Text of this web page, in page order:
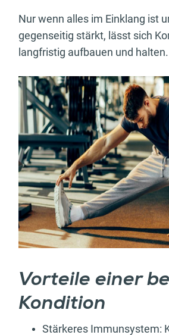
Nur wenn alles im Einklang ist
gegenseitig stärkt, lässt sich
langfristig aufbauen und halten.
Vorteile einer
Kondition
Stärkeres Immunsystem: